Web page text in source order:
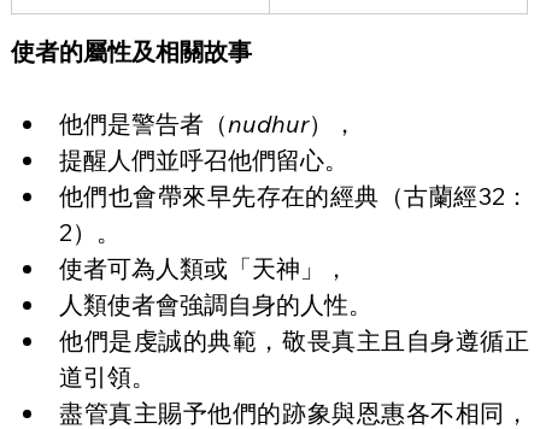
使者的屬性及相關故事
他們是警告者（nudhur），
提醒人們並呼召他們留心。
他們也會帶來早先存在的經典（古蘭經32：
2）。
使者可為人類或「天神」，
人類使者會強調自身的人性。
他們是虔誠的典範，敬畏真主且自身遵循正
道引領。
盡管真主賜予他們的跡象與恩惠各不相同，